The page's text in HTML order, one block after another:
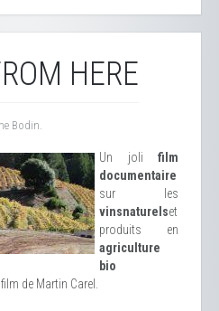
HERE
Bodin.
Un joli film
documentaire
sur les
vinsnaturelset
produits en
agriculture
bio
film de Martin Carel.